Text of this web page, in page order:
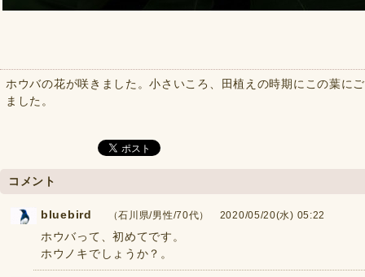
ホウバの花が咲きました。小さいころ、田植えの時期にこの葉に
ました。
コメント
bluebird （石川県/男性/70代） 2020/05/20(水) 05:22
ホウバって、初めてです。
ホウノキでしょうか？。